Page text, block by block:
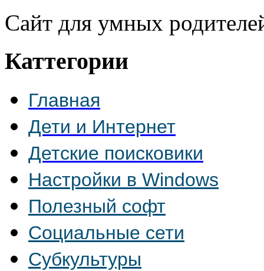
Сайт для умных
Каттегории
Главная
Дети и Интернет
Детские поисковики
Настройки в Windows
Полезный софт
Социальные сети
Субкультуры